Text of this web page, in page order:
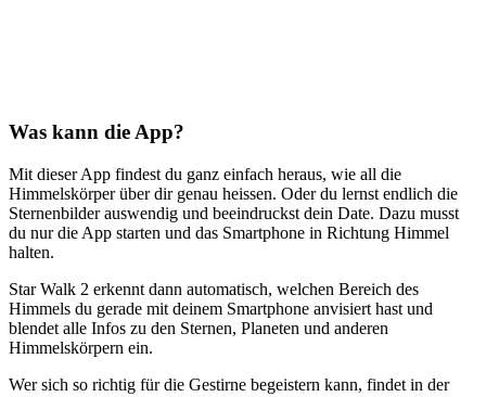
Was kann die App?
Mit dieser App findest du ganz einfach heraus, wie all die
Himmelskörper über dir genau heissen. Oder du lernst endlich die
Sternenbilder auswendig und beeindruckst dein Date. Dazu musst
du nur die App starten und das Smartphone in Richtung Himmel
halten.
Star Walk 2 erkennt dann automatisch, welchen Bereich des
Himmels du gerade mit deinem Smartphone anvisiert hast und
blendet alle Infos zu den Sternen, Planeten und anderen
Himmelskörpern ein.
Wer sich so richtig für die Gestirne begeistern kann, findet in der